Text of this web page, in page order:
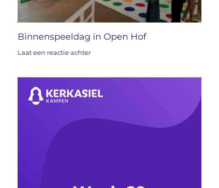
Binnenspeeldag in Open Hof
Laat een reactie achter